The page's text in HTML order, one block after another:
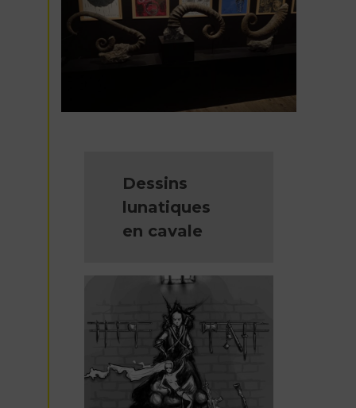
Dessins
lunatiques
en cavale